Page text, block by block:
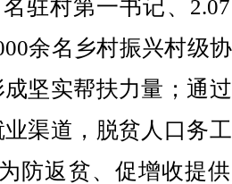
驻村第一书记、
余名乡村振兴村级
坚实帮扶力量；通
渠道，脱贫人口务
防返贫、促增收提